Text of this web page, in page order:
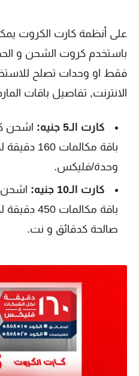
على أنظمة كارت الكروت
باستخدم كروت الشحن و
فقط او وحدات تصلح
الانترنت, تفاصيل باقات
كارت الـ5 جنيه:
اشحن
وحدة/فليكس.
كارت الـ10 جنيه:
اشحن
صالحة كدقائق و نت.